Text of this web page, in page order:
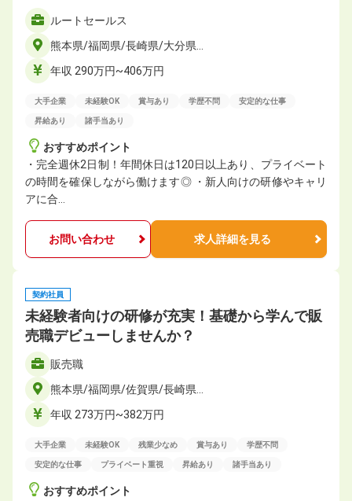
ルートセールス
熊本県/福岡県/長崎県/大分県…
年収 290万円~406万円
大手企業 未経験OK 賞与あり 学歴不問 安定的な仕事
昇給あり 諸手当あり
おすすめポイント
・完全週休2日制！年間休日は120日以上あり、プライベート
の時間を確保しながら働けます◎ ・新人向けの研修やキャリ
アに合…
お問い合わせ 求人詳細を見る
契約社員
未経験者向けの研修が充実！基礎から学んで販
売職デビューしませんか？
販売職
熊本県/福岡県/佐賀県/長崎県…
年収 273万円~382万円
大手企業 未経験OK 残業少なめ 賞与あり 学歴不問
安定的な仕事 プライベート重視 昇給あり 諸手当あり
おすすめポイント